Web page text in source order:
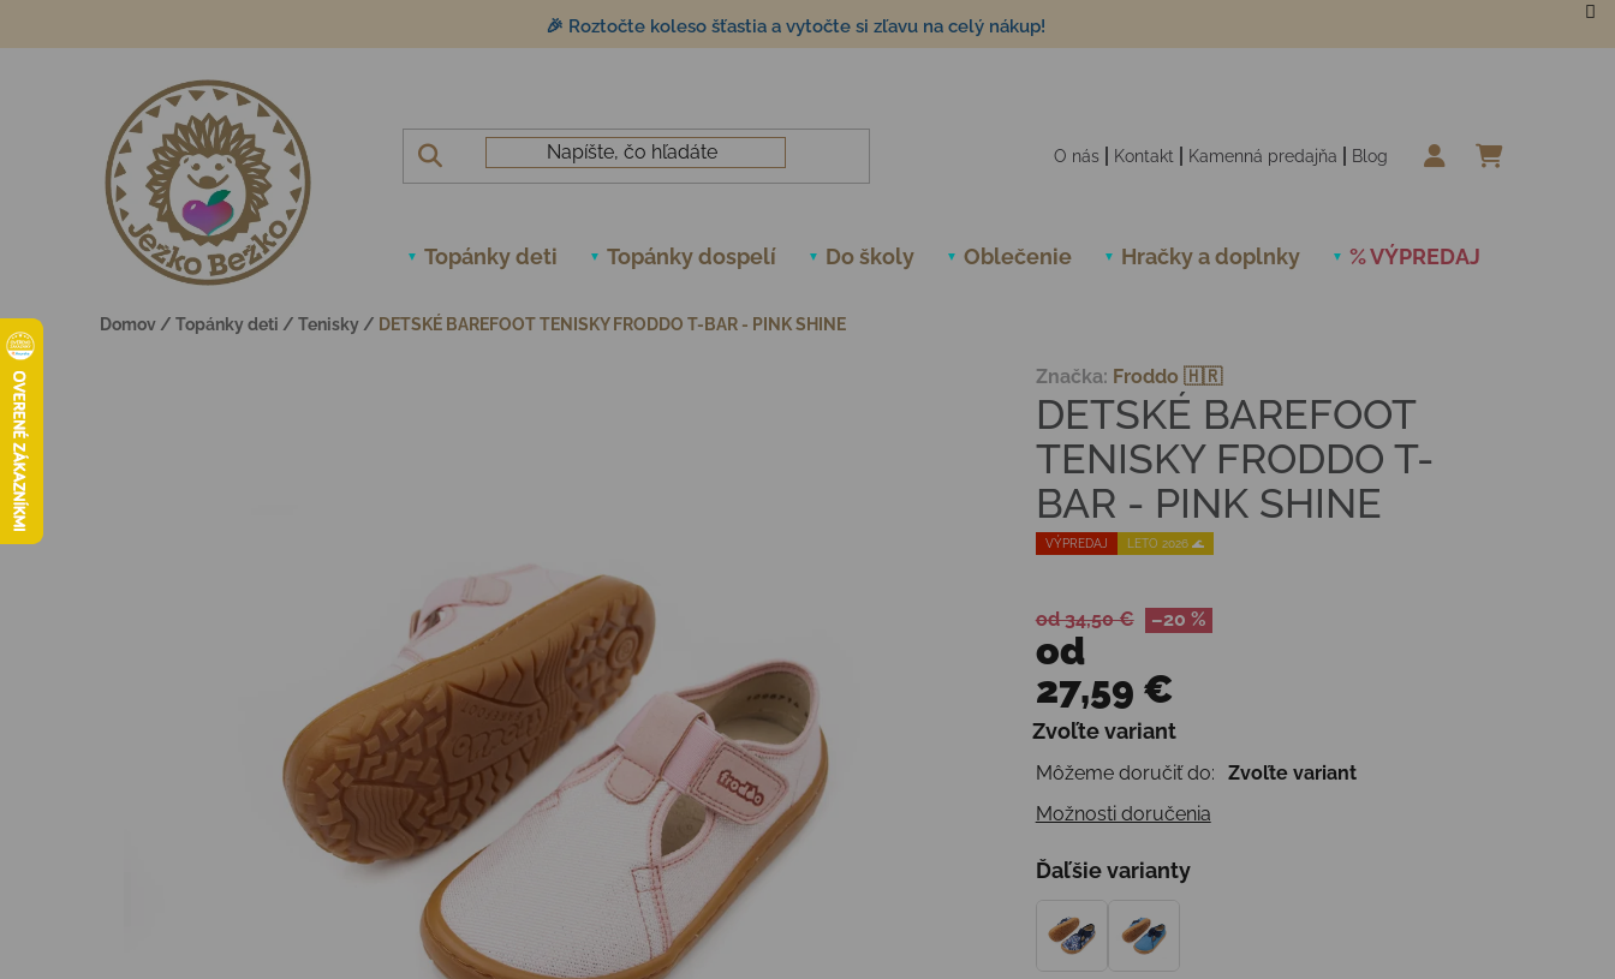
🎉 Roztočte koleso šťastia a vytočte si zľavu na celý nákup!
O nás Kontakt Kamenná predajňa Blog
Topánky deti Topánky dospelí Do školy Oblečenie Hračky a doplnky % VÝPREDAJ
Domov / Topánky deti / Tenisky / DETSKÉ BAREFOOT TENISKY FRODDO T-BAR - PINK SHINE
VÝPREDAJ LETO 2026 🌊
DETSKÉ BAREFOOT
TENISKY FRODDO T-
BAR - PINK SHINE
Značka: Froddo 🇭🇷
od 34,50 € –20 %
od
27,59 €
Jednotková cena:
Zvoľte variant
Môžeme doručiť do:
Zvoľte variant
Možnosti doručenia
Ďaľšie varianty